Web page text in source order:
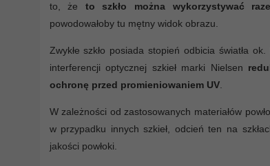
to, że to szkło można wykorzystywać
powodowałoby tu mętny widok obrazu.
Zwykłe szkło posiada stopień odbicia światła
interferencji optycznej szkieł marki Nielsen
ochronę przed promieniowaniem UV.
W zależności od zastosowanych materiałów
w przypadku innych szkieł, odcień ten na
jakości powłoki.